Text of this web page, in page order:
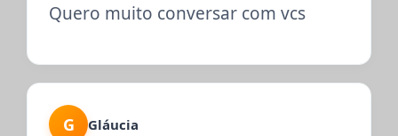
Quero muito conversar com vcs
G Gláucia